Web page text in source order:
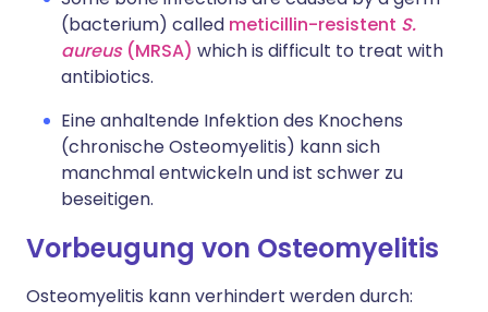
(bacterium) called meticillin-resistent S.
aureus(MRSA) which is difficult to treat with
antibiotics.
Eine anhaltende Infektion des Knochens
(chronische Osteomyelitis) kann sich
manchmal entwickeln und ist schwer zu
beseitigen.
Vorbeugung von Osteomyelitis
Osteomyelitis kann verhindert werden durch: